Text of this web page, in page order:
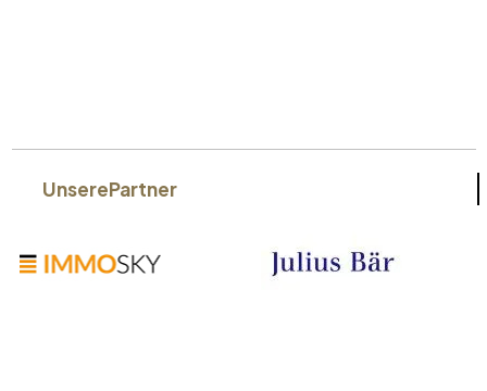
UnserePartner